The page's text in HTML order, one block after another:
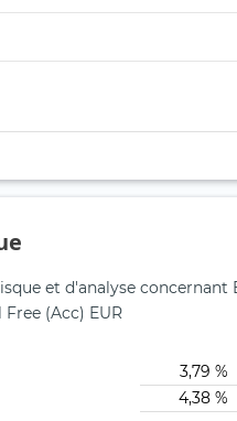
et d'analyse concernant
(Acc) EUR
3,79 %
4,38 %